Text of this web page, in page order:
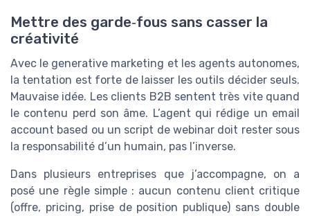
Mettre des garde‑fous sans casser la
créativité
Avec le generative marketing et les agents autonomes,
la tentation est forte de laisser les outils décider seuls.
Mauvaise idée. Les clients B2B sentent très vite quand
le contenu perd son âme. L’agent qui rédige un email
account based ou un script de webinar doit rester sous
la responsabilité d’un humain, pas l’inverse.
Dans plusieurs entreprises que j’accompagne, on a
posé une règle simple : aucun contenu client critique
(offre, pricing, prise de position publique) sans double